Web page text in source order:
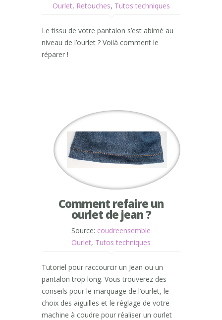
Ourlet, Retouches, Tutos techniques
Le tissu de votre pantalon s’est abimé au
niveau de l’ourlet ? Voilà comment le
réparer !
Comment refaire un
ourlet de jean ?
Source: coudreensemble
Ourlet, Tutos techniques
Tutoriel pour raccourcir un Jean ou un
pantalon trop long. Vous trouverez des
conseils pour le marquage de l’ourlet, le
choix des aiguilles et le réglage de votre
machine à coudre pour réaliser un ourlet